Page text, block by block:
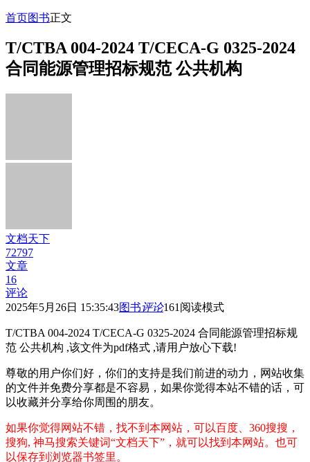
首页图书正文
T/CTBA 004-2024 T/CECA-G 0325-2024
合同能源管理招标规范 公共机构
文档天下
72797
文章
16
评论
2025年5月26日 15:35:43图书评论161 阅读模式
T/CTBA 004-2024 T/CECA-G 0325-2024 合同能源管理招标规
范 公共机构 ,该文件为pdf格式 ,请用户放心下载!
尊敬的用户你们好，你们的支持是我们前进的动力，网站收集
的文件并免费分享都是不容易，如果你觉得本站不错的话，可
以收藏并分享给你周围的朋友。
如果你觉得网站不错，找不到本网站，可以百度、360搜搜，
搜狗, 神马搜索关键词“文档天下”，就可以找到本网站。也可
以保存到浏览器书签里。